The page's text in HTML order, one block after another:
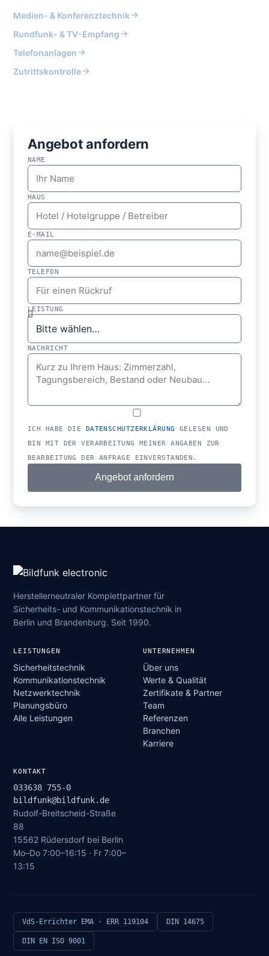
Medien- & Konferenztechnik
Rundfunk- & TV-Empfang
Telefonanlagen
Zutrittskontrolle
Angebot anfordern
NAME
HAUS
E-MAIL
TELEFON
LEISTUNG
NACHRICHT
ICH HABE DIE DATENSCHUTZERKLÄRUNG
GELESEN UND
BIN MIT DER VERARBEITUNG MEINER ANGABEN ZUR
BEARBEITUNG DER ANFRAGE EINVERSTANDEN.
Angebot anfordern
Herstellerneutraler Komplettpartner für
Sicherheits- und Kommunikationstechnik in
Berlin und Brandenburg. Seit 1990.
LEISTUNGEN
Sicherheitstechnik
Kommunikationstechnik
Netzwerktechnik
Planungsbüro
Alle Leistungen
UNTERNEHMEN
Über uns
Werte & Qualität
Zertifikate & Partner
Team
Referenzen
Branchen
Karriere
KONTAKT
033638 755-0
bildfunk@bildfunk.de
Rudolf-Breitscheid-Straße
88
15562 Rüdersdorf bei Berlin
Mo–Do 7:00–16:15 · Fr 7:00–
13:15
VdS-Errichter EMA · ERR 119104 DIN 14675
DIN EN ISO 9001